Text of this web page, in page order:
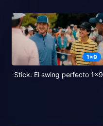
1x9
Stick: El swing perfecto 1x9